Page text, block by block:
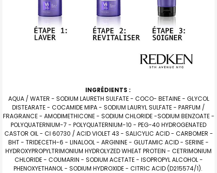
INGRÉDIENTS :
AQUA / WATER - SODIUM LAURETH SULFATE - COCO- BETAINE - GLYCOL
DISTEARATE - COCAMIDE MIPA - SODIUM LAURYL SULFATE - PARFUM /
FRAGRANCE - AMODIMETHICONE - SODIUM CHLORIDE -SODIUM BENZOATE -
POLYQUATERNIUM-7 - POLYQUATERNIUM-10 - PEG-40 HYDROGENATED
CASTOR OIL - CI 60730 / ACID VIOLET 43 - SALICYLIC ACID - CARBOMER -
BHT - TRIDECETH-6 - LINALOOL - ARGININE - GLUTAMIC ACID - SERINE -
HYDROXYPROPYLTRIMONIUM HYDROLYZED WHEAT PROTEIN - CETRIMONIUM
CHLORIDE - COUMARIN - SODIUM ACETATE - ISOPROPYL ALCOHOL -
PHENOXYETHANOL - SODIUM HYDROXIDE - CITRIC ACID (D215574/1).